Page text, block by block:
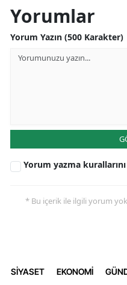
Yorumlar
Yorum Yazın (500 Karakter)
Yorum yazma kurallarını
* Bu içerik ile ilgili yorum
SİYASET EKONOMİ